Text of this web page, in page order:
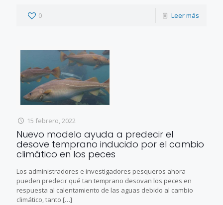
0 Leer más
15 febrero, 2022
Nuevo modelo ayuda a predecir el
desove temprano inducido por el cambio
climático en los peces
Los administradores e investigadores pesqueros ahora
pueden predecir qué tan temprano desovan los peces en
respuesta al calentamiento de las aguas debido al cambio
climático, tanto […]